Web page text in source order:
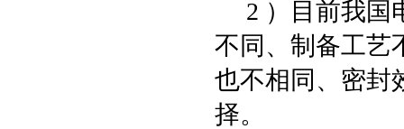
2 ）目前我国
不同、制备工艺
也不相同、密封
择。